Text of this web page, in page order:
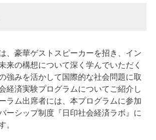
、豪華ゲストスピーカーを招き、イン
来の構想について深く学んでいただく
強みを活かして国際的な社会問題に取
経済実験プログラムについてご紹介し
ラム出席者には、本プログラムに参加
ーシップ制度『日印社会経済ラボ』に